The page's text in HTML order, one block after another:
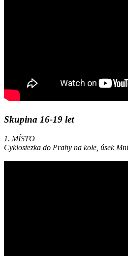
Skupina 16-19 let
1. MÍSTO
Cyklostezka do Prahy na kole, úsek